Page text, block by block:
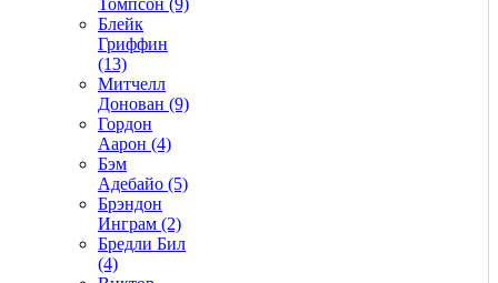
Блейк
Гриффин
(13)
Митчелл
Донован (9)
Гордон
Аарон (4)
Бэм
Адебайо (5)
Брэндон
Инграм (2)
Бредли Бил
(4)